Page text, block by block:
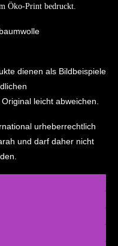
Öko-Print bedruckt.
dienen als Bildbeispiele
leicht abweichen.
urheberrechtlich
und darf daher nicht